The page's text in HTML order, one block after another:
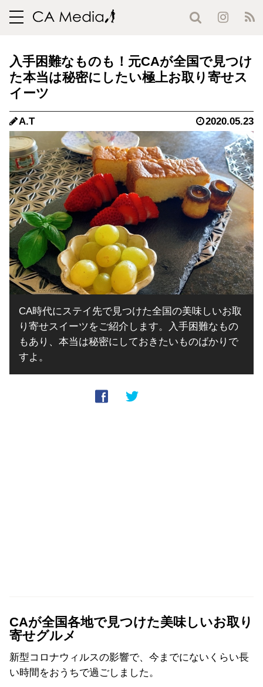
toggle
入手困難なものも！元CAが全国で見つけ
た本当は秘密にしたい極上お取り寄せス
イーツ
A.T 2020.05.23
CA時代にステイ先で見つけた全国の美味しいお取
り寄せスイーツをご紹介します。入手困難なもの
もあり、本当は秘密にしておきたいものばかりで
すよ。
CAが全国各地で見つけた美味しいお取り
寄せグルメ
新型コロナウィルスの影響で、今までにないくらい長
い時間をおうちで過ごしました。